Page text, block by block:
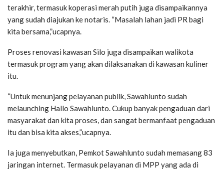
terakhir, termasuk koperasi merah putih juga disampaikannya
yang sudah diajukan ke notaris. “Masalah lahan jadi PR bagi
kita bersama,”ucapnya.
Proses renovasi kawasan Silo juga disampaikan walikota
termasuk program yang akan dilaksanakan di kawasan kuliner
itu.
“Untuk menunjang pelayanan publik, Sawahlunto sudah
melaunching Hallo Sawahlunto. Cukup banyak pengaduan dari
masyarakat dan kita proses, dan sangat bermanfaat pengaduan
itu dan bisa kita akses,”ucapnya.
Ia juga menyebutkan, Pemkot Sawahlunto sudah memasang 83
jaringan internet. Termasuk pelayanan di MPP yang ada di